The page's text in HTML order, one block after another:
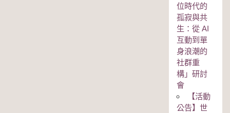
位時代的
孤寂與共
生：從 AI
互動到單
身浪潮的
社群重
構」研討
會
【活動
公告】世